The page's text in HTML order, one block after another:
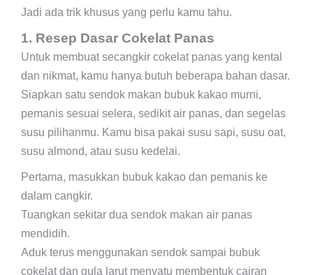
Jadi ada trik khusus yang perlu kamu tahu.
1. Resep Dasar Cokelat Panas
Untuk membuat secangkir cokelat panas yang kental
dan nikmat, kamu hanya butuh beberapa bahan dasar.
Siapkan satu sendok makan bubuk kakao murni,
pemanis sesuai selera, sedikit air panas, dan segelas
susu pilihanmu. Kamu bisa pakai susu sapi, susu oat,
susu almond, atau susu kedelai.
Pertama, masukkan bubuk kakao dan pemanis ke
dalam cangkir.
Tuangkan sekitar dua sendok makan air panas
mendidih.
Aduk terus menggunakan sendok sampai bubuk
cokelat dan gula larut menyatu membentuk cairan